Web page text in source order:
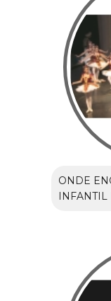
ONDE
INFANTIL